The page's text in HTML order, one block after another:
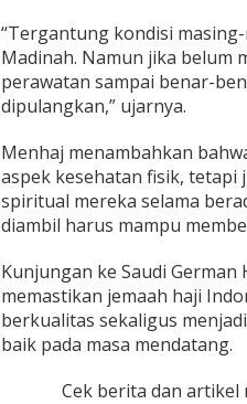
“Tergantung kondisi
Madinah. Namun jika belum
perawatan sampai benar-
dipulangkan,” ujarnya.
Menhaj menambahkan
aspek kesehatan fisik,
spiritual mereka selama
diambil harus mampu
Kunjungan ke Saudi
memastikan jemaah haji
berkualitas sekaligus
baik pada masa mendatang.
Cek berita dan artikel